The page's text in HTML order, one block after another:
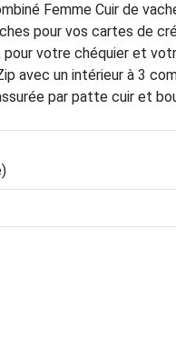
Femme Cuir de
pour vos cartes de
votre chéquier et
avec un intérieur à 3
par patte cuir et